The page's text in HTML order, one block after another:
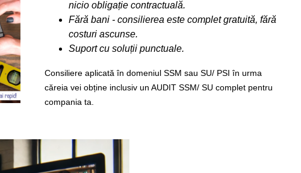
nicio obligație contractuală.
Fără bani - consilierea este complet gratuită, fără
costuri ascunse.
Suport cu soluții punctuale.
Consiliere aplicată în domeniul SSM sau SU/ PSI în urma
căreia vei obține inclusiv un AUDIT SSM/ SU complet pentru
compania ta.